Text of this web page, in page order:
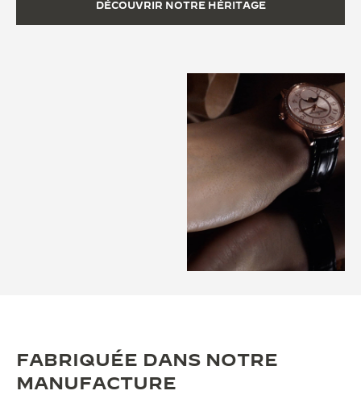
DÉCOUVRIR NOTRE HÉRITAGE
FABRIQUÉE DANS NOTRE
MANUFACTURE